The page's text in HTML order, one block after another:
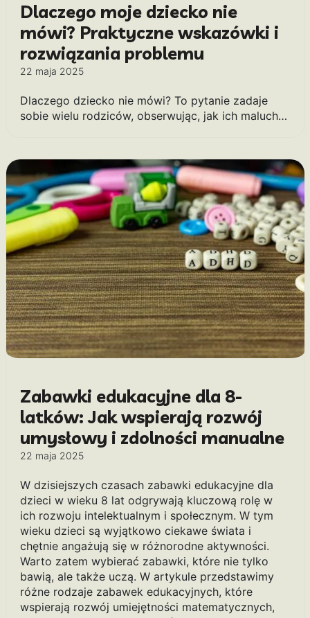
Dlaczego moje dziecko nie
mówi? Praktyczne wskazówki i
rozwiązania problemu
22 maja 2025
Dlaczego dziecko nie mówi? To pytanie zadaje
sobie wielu rodziców, obserwując, jak ich maluch…
Zabawki edukacyjne dla 8-
latków: Jak wspierają rozwój
umysłowy i zdolności manualne
22 maja 2025
W dzisiejszych czasach zabawki edukacyjne dla
dzieci w wieku 8 lat odgrywają kluczową rolę w
ich rozwoju intelektualnym i społecznym. W tym
wieku dzieci są wyjątkowo ciekawe świata i
chętnie angażują się w różnorodne aktywności.
Warto zatem wybierać zabawki, które nie tylko
bawią, ale także uczą. W artykule przedstawimy
różne rodzaje zabawek edukacyjnych, które
wspierają rozwój umiejętności matematycznych,